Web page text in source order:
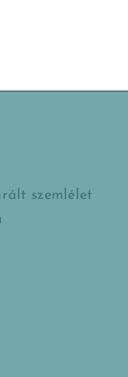
szemlélet